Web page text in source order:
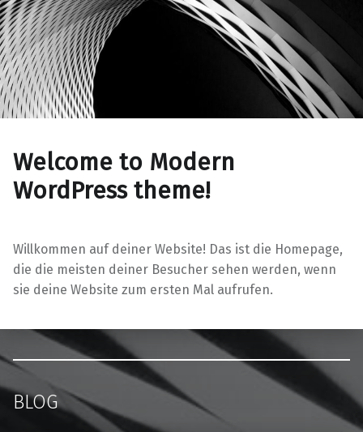
Welcome to Modern
WordPress theme!
Willkommen auf deiner Website! Das ist die Homepage,
die die meisten deiner Besucher sehen werden, wenn
sie deine Website zum ersten Mal aufrufen.
BLOG